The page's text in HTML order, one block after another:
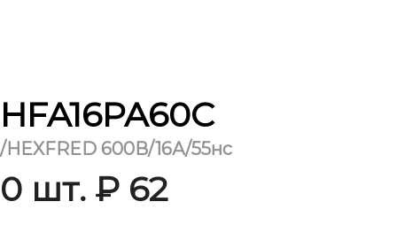
HFA16PA60C
/HEXFRED 600В/16А/55нс
0 шт. ₽ 62